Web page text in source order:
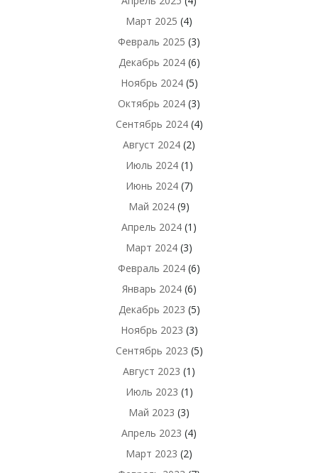
Март 2025 (4)
Февраль 2025 (3)
Декабрь 2024(6)
Ноябрь 2024(5)
Октябрь 2024 (3)
Сентябрь 2024(4)
Август 2024 (2)
Июль 2024(1)
Июнь 2024(7)
Май 2024 (9)
Апрель 2024 (1)
Март 2024 (3)
Февраль 2024 (6)
Январь 2024(6)
Декабрь 2023 (5)
Ноябрь 2023 (3)
Сентябрь 2023 (5)
Август 2023 (1)
Июль 2023 (1)
Май 2023 (3)
Апрель 2023 (4)
Март 2023 (2)